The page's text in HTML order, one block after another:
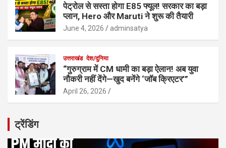
पेट्रोल से सस्ता होगा E85 फ्यूल! सरकार का बड़ा
प्लान, Hero और Maruti ने शुरू की तैयारी
June 4, 2026 adminsatya
उत्तराखंड देश/दुनिया
“गुरुग्राम में CM धामी का बड़ा ऐलान! अब युवा
नौकरी नहीं देंगे—खुद बनेंगे ‘जॉब क्रिएटर’”
April 26, 2026
ट्रेंडिंग